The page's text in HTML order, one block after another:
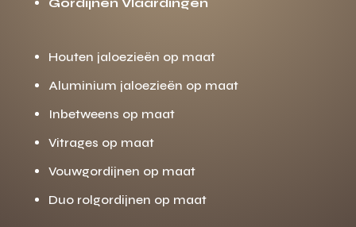
Houten jaloezieën op maat
Aluminium jaloezieën op maat
Inbetweens op maat
Vitrages op maat
Vouwgordijnen op maat
Duo rolgordijnen op maat